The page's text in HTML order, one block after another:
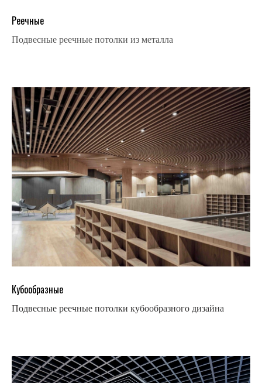
Реечные
Подвесные реечные потолки из металла
Кубообразные
Подвесные реечные потолки кубообразного дизайна